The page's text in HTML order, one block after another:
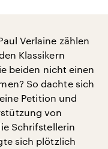
Verlaine zählen
Klassikern
beiden nicht einen
So dachte sich
Petition und
von
Schrifstellerin
sich plötzlich